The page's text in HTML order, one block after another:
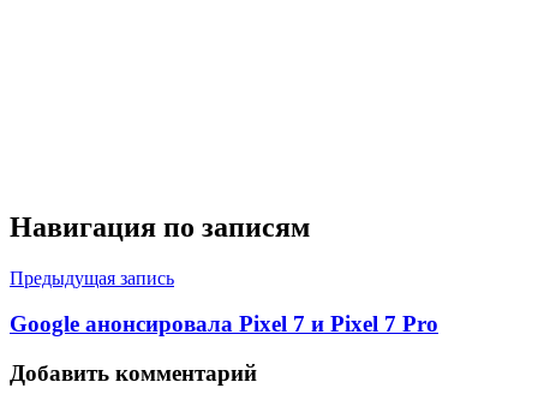
Навигация по записям
Предыдущая запись
Google анонсировала Pixel 7 и Pixel 7 Pro
Добавить комментарий